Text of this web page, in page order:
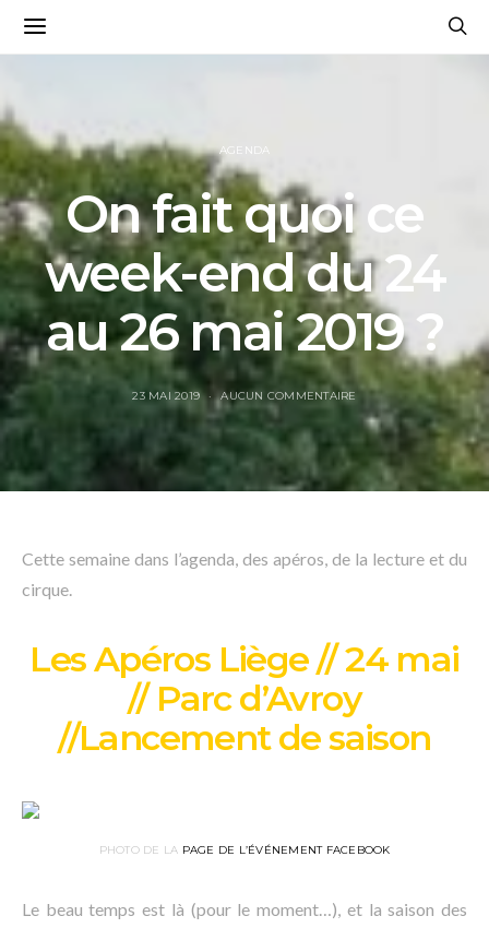
AGENDA
On fait quoi ce
week-end du 24
au 26 mai 2019 ?
23 MAI 2019 AUCUN COMMENTAIRE
Cette semaine dans l’agenda, des apéros, de la lecture et du
cirque.
Les Apéros Liège // 24 mai
// Parc d’Avroy
//Lancement de saison
PHOTO DE LA PAGE DE L’ÉVÉNEMENT FACEBOOK
Le beau temps est là (pour le moment…), et la saison des